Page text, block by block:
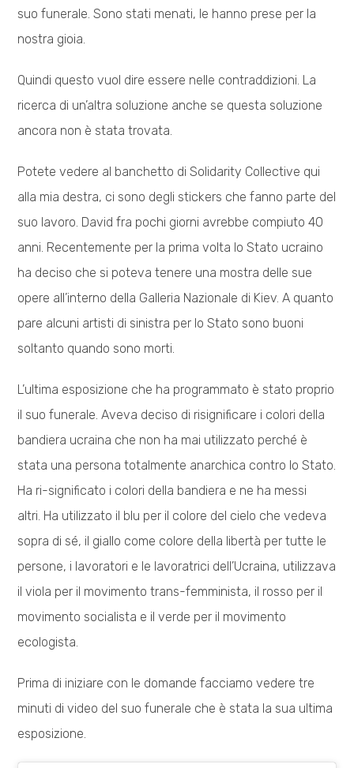
suo funerale. Sono stati menati, le hanno prese per la
nostra gioia.
Quindi questo vuol dire essere nelle contraddizioni. La
ricerca di un’altra soluzione anche se questa soluzione
ancora non è stata trovata.
Potete vedere al banchetto di Solidarity Collective qui
alla mia destra, ci sono degli stickers che fanno parte del
suo lavoro. David fra pochi giorni avrebbe compiuto 40
anni. Recentemente per la prima volta lo Stato ucraino
ha deciso che si poteva tenere una mostra delle sue
opere all’interno della Galleria Nazionale di Kiev. A quanto
pare alcuni artisti di sinistra per lo Stato sono buoni
soltanto quando sono morti.
L’ultima esposizione che ha programmato è stato proprio
il suo funerale. Aveva deciso di risignificare i colori della
bandiera ucraina che non ha mai utilizzato perché è
stata una persona totalmente anarchica contro lo Stato.
Ha ri-significato i colori della bandiera e ne ha messi
altri. Ha utilizzato il blu per il colore del cielo che vedeva
sopra di sé, il giallo come colore della libertà per tutte le
persone, i lavoratori e le lavoratrici dell’Ucraina, utilizzava
il viola per il movimento trans-femminista, il rosso per il
movimento socialista e il verde per il movimento
ecologista.
Prima di iniziare con le domande facciamo vedere tre
minuti di video del suo funerale che è stata la sua ultima
esposizione.